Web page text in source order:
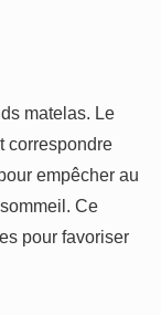
matelas. Le
correspondre
empêcher au
Ce
pour favoriser